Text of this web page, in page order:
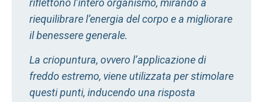
riflettono l’intero organismo, mirando a
riequilibrare l’energia del corpo e a migliorare
il benessere generale.
La criopuntura, ovvero l’applicazione di
freddo estremo, viene utilizzata per stimolare
questi punti, inducendo una risposta